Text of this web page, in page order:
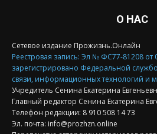
О НАС
Сетевое издание Прожизнь.Онлайн
Реестровая запись: Эл № ФС77-81208 от
зарегистрировано Федеральной
связи, информационных технологий и
Учредитель Сенина Екатерина
Главный редактор Сенина Екатерина
Телефон редакции: 8 910 508 14 73
Эл. почта: info@prozhzn.online